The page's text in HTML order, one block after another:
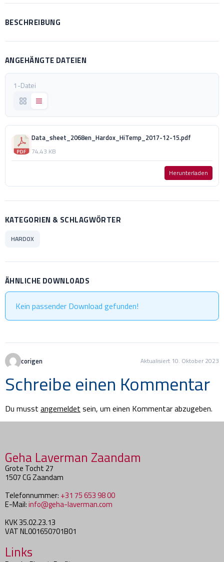
BESCHREIBUNG
ANGEHÄNGTE DATEIEN
1-Datei
Data_sheet_2068en_Hardox_HiTemp_2017-12-15.pdf
74,43 KB
Herunterladen
KATEGORIEN & SCHLAGWÖRTER
HARDOX
ÄHNLICHE DOWNLOADS
Kein passender Download gefunden!
corigen Aktualisiert 10. Oktober 2023
Schreibe einen Kommentar
Du musst angemeldet sein, um einen Kommentar abzugeben.
Geha Laverman Zaandam
Grote Tocht 27
1507 CG Zaandam
Telefonnummer: +31 75 653 98 00
E-Mail:info@geha-laverman.com
KVK 35.02.23.13
VAT NL001650701B01
Links